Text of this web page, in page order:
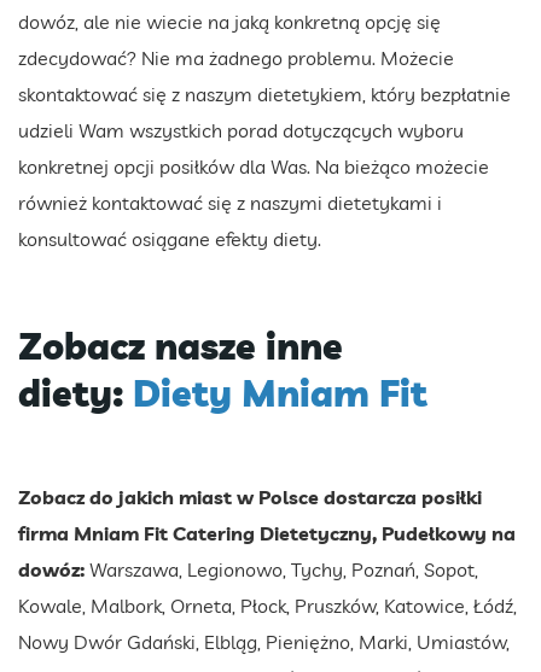
dowóz, ale nie wiecie na jaką konkretną opcję się
zdecydować? Nie ma żadnego problemu. Możecie
skontaktować się z naszym dietetykiem, który bezpłatnie
udzieli Wam wszystkich porad dotyczących wyboru
konkretnej opcji posiłków dla Was. Na bieżąco możecie
również kontaktować się z naszymi dietetykami i
konsultować osiągane efekty diety.
Zobacz nasze inne
diety: Diety Mniam Fit
Zobacz do jakich miast w Polsce dostarcza posiłki
firma Mniam Fit Catering Dietetyczny, Pudełkowy na
dowóz: Warszawa, Legionowo, Tychy, Poznań, Sopot,
Kowale, Malbork, Orneta, Płock, Pruszków, Katowice, Łódź,
Nowy Dwór Gdański, Elbląg, Pieniężno, Marki, Umiastów,